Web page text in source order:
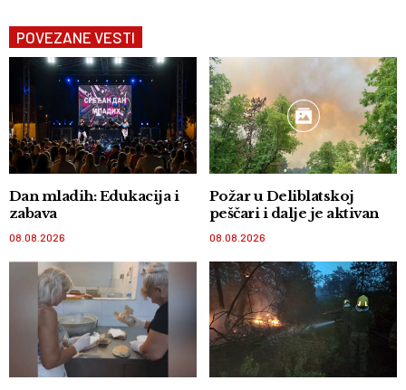
POVEZANE VESTI
Dan mladih: Edukacija i
zabava
08.08.2026
Požar u Deliblatskoj
peščari i dalje je aktivan
08.08.2026